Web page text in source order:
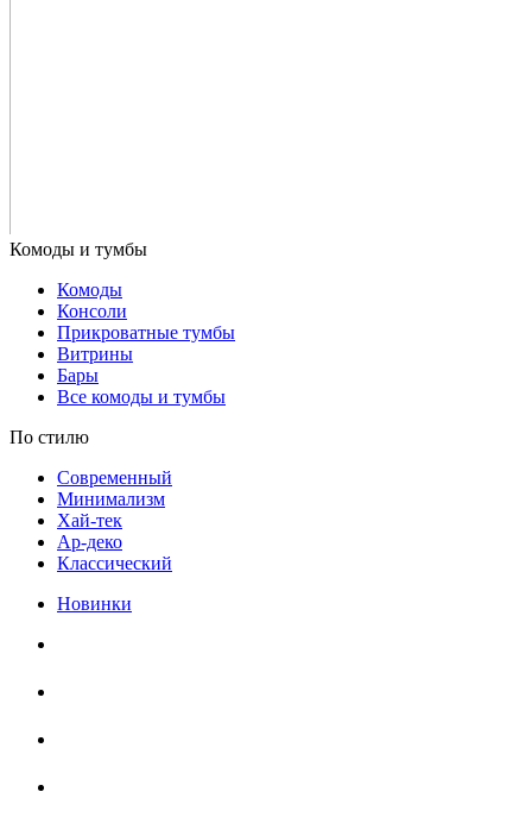
Комоды
Консоли
Прикроватные тумбы
Витрины
Бары